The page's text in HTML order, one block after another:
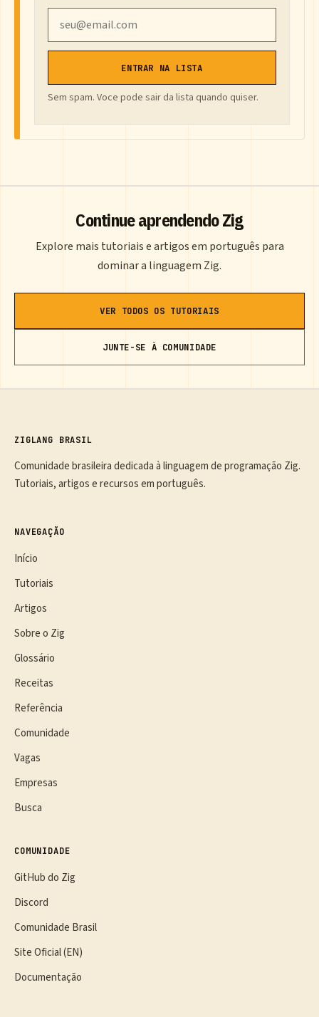
ENTRAR NA LISTA
Sem spam. Voce pode sair da lista quando quiser.
Continue aprendendo Zig
Explore mais tutoriais e artigos em português para
dominar a linguagem Zig.
VER TODOS OS TUTORIAIS
JUNTE-SE À COMUNIDADE
ZIGLANG BRASIL
Comunidade brasileira dedicada à linguagem de programação Zig.
Tutoriais, artigos e recursos em português.
NAVEGAÇÃO
Início
Tutoriais
Artigos
Sobre o Zig
Glossário
Receitas
Referência
Comunidade
Vagas
Empresas
Busca
COMUNIDADE
GitHub do Zig
Discord
Comunidade Brasil
Site Oficial (EN)
Documentação